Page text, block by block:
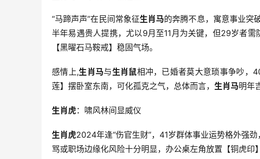
“马蹄声声”在民间常象征生肖马的奔腾不息，寓意事业突
半年易遇贵人提携，尤以9月至11月为关键，但29岁者
【黑曜石马鞍戒】稳固气场。
感情上,生肖马与生肖鼠相冲，已婚者莫大意琐事争吵，
莲】摆卧室东南，可化孤克之气，总体而言， 生肖马明年
生肖虎：啸风林间显威仪
生肖虎2024年逢“伤官生财”，41岁群体事业运势格外强
骂或职场边缘化风险十分明显，办公桌左角放置【铜虎印